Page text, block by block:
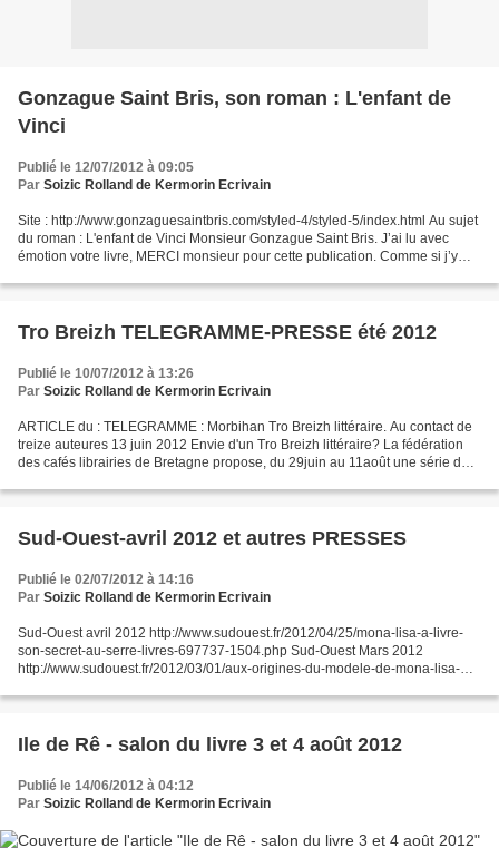
Gonzague Saint Bris, son roman : L'enfant de
Vinci
Publié le 12/07/2012 à 09:05
Par Soizic Rolland de Kermorin Ecrivain
Site : http://www.gonzaguesaintbris.com/styled-4/styled-5/index.html Au sujet
du roman : L'enfant de Vinci Monsieur Gonzague Saint Bris. J’ai lu avec
émotion votre livre, MERCI monsieur pour cette publication. Comme si j’y
Tro Breizh TELEGRAMME-PRESSE été 2012
Publié le 10/07/2012 à 13:26
Par Soizic Rolland de Kermorin Ecrivain
ARTICLE du : TELEGRAMME : Morbihan Tro Breizh littéraire. Au contact de
treize auteures 13 juin 2012 Envie d'un Tro Breizh littéraire? La fédération
des cafés librairies de Bretagne propose, du 29juin au 11août une série de
Sud-Ouest-avril 2012 et autres PRESSES
Publié le 02/07/2012 à 14:16
Par Soizic Rolland de Kermorin Ecrivain
Sud-Ouest avril 2012 http://www.sudouest.fr/2012/04/25/mona-lisa-a-livre-
son-secret-au-serre-livres-697737-1504.php Sud-Ouest Mars 2012
http://www.sudouest.fr/2012/03/01/aux-origines-du-modele-de-mona-lisa-
Ile de Rê - salon du livre 3 et 4 août 2012
Publié le 14/06/2012 à 04:12
Par Soizic Rolland de Kermorin Ecrivain